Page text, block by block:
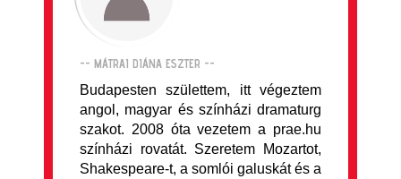
-- MÁTRAI DIÁNA ESZTER --
Budapesten születtem, itt végeztem
angol, magyar és színházi dramaturg
szakot. 2008 óta vezetem a prae.hu
színházi rovatát. Szeretem Mozartot,
Shakespeare-t, a somlói galuskát és a